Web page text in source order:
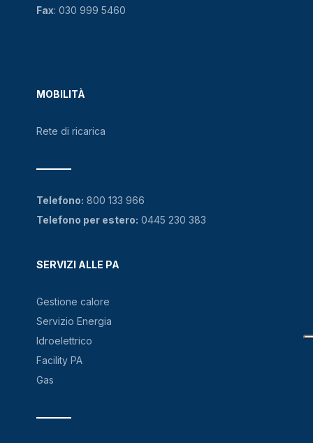
MOBILITÀ
Rete di ricarica
SERVIZI ALLE PA
Gestione calore
Servizio Energia
Idroelettrico
Facility PA
Gas
Fax: 030 999 5460
Telefono: 800 133 966
Telefono per estero: 0445 230 383